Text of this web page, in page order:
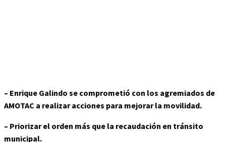
– Enrique Galindo se comprometió con los agremiados de
AMOTAC a realizar acciones para mejorar la movilidad.
– Priorizar el orden más que la recaudación en tránsito
municipal.